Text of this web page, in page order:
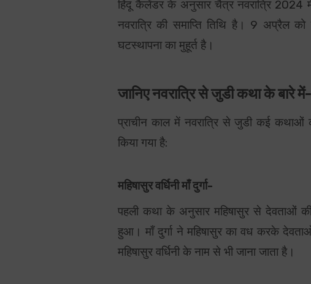
हिंदू कैलेंडर के अनुसार चैत्र नवरात्रि
नवरात्रि की समाप्ति तिथि है। 9
घटस्थापना का मुहूर्त है।
जानिए नवरात्रि से जुडी कथा के बारे में-
प्राचीन काल में नवरात्रि से जुडी कई कथाओं
किया गया है:
महिषासुर वर्धिनी माँ दुर्गा-
पहली कथा के अनुसार महिषासुर से देवताओं की
हुआ। माँ दुर्गा ने महिषासुर का वध करके
महिषासुर वर्धिनी के नाम से भी जाना जाता है।